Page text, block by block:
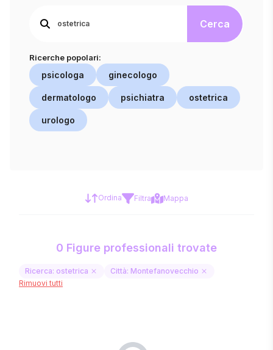
Cerca
Ricerche popolari:
psicologa ginecologo
dermatologo psichiatra ostetrica
urologo
Ordina Filtra Mappa
0 Figure professionali trovate
Ricerca: ostetrica
Città: Montefanovecchio
Rimuovi tutti